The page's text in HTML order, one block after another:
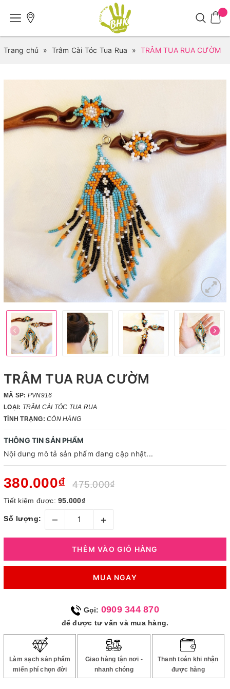
Trang chủ » Trâm Cài Tóc Tua Rua » TRÂM TUA RUA CƯỜM
TRÂM TUA RUA CƯỜM
MÃ SP: PVN916
LOẠI: TRÂM CÀI TÓC TUA RUA
TÌNH TRẠNG: CÒN HÀNG
THÔNG TIN SẢN PHẨM
Nội dung mô tả sản phẩm đang cập nhật...
380.000₫ 475.000₫
Tiết kiệm được: 95.000₫
Số lượng: – +
THÊM VÀO GIỎ HÀNG
MUA NGAY
Gọi: 0909 344 870
để được tư vấn và mua hàng.
Làm sạch sản phẩm
miến phí chọn đời
Giao hàng tận nơi -
nhanh chóng
Thanh toán khi nhận
được hàng